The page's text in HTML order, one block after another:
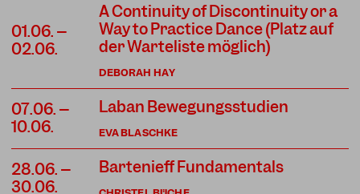
01.06. –
02.06.
DEBORAH HAY
A Continuity of Discontinuity or a
Way to Practice Dance (Platz auf
der Warteliste möglich)
07.06. –
10.06.
EVA BLASCHKE
Laban Bewegungsstudien
28.06. –
30.06.
Bartenieff Fundamentals